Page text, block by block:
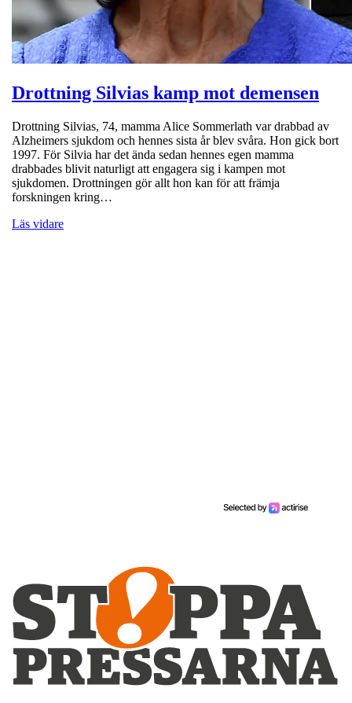
Drottning Silvias kamp mot demensen
Drottning Silvias, 74, mamma Alice Sommerlath var drabbad av
Alzheimers sjukdom och hennes sista år blev svåra. Hon gick bort
1997. För Silvia har det ända sedan hennes egen mamma
drabbades blivit naturligt att engagera sig i kampen mot
sjukdomen. Drottningen gör allt hon kan för att främja
forskningen kring…
Läs vidare